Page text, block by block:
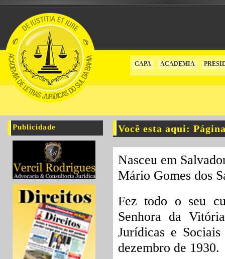
CAPA ACADEMIA
Publicidade Você esta aqui:
Nasceu em
Mário Gomes dos
Fez todo o seu
Senhora da
Jurídicas e
dezembro de 1930.